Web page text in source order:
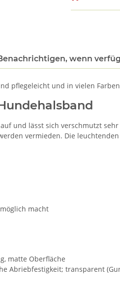
wenn
pflegeleicht und in vielen
und lässt sich verschmutzt
vermieden. Die
macht
matte Oberfläche
Abriebfestigkeit; transparent